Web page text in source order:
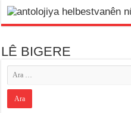
LÊ BIGERE